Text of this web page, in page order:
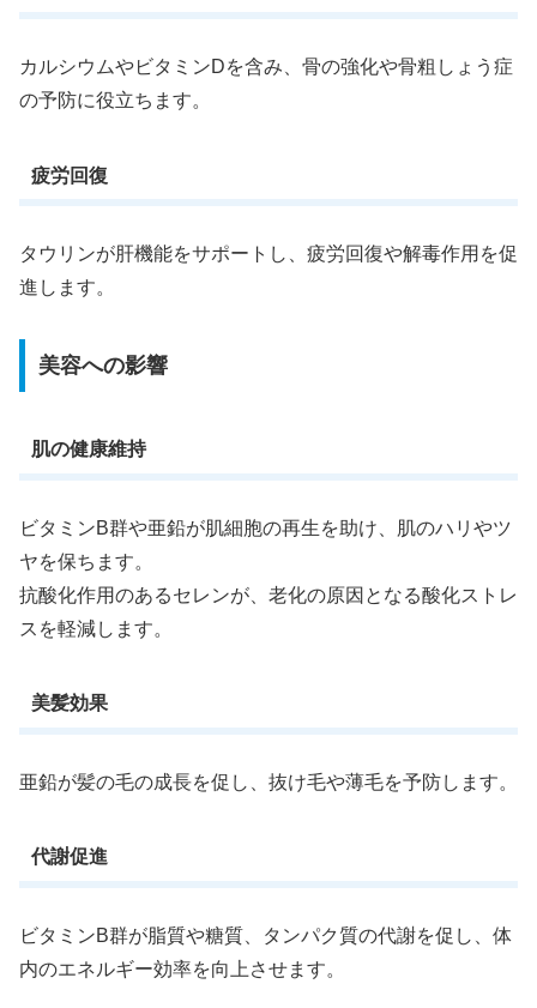
カルシウムやビタミンDを含み、骨の強化や骨粗しょう症
の予防に役立ちます。
疲労回復
タウリンが肝機能をサポートし、疲労回復や解毒作用を促
進します。
美容への影響
肌の健康維持
ビタミンB群や亜鉛が肌細胞の再生を助け、肌のハリやツ
ヤを保ちます。
抗酸化作用のあるセレンが、老化の原因となる酸化ストレ
スを軽減します。
美髪効果
亜鉛が髪の毛の成長を促し、抜け毛や薄毛を予防します。
代謝促進
ビタミンB群が脂質や糖質、タンパク質の代謝を促し、体
内のエネルギー効率を向上させます。